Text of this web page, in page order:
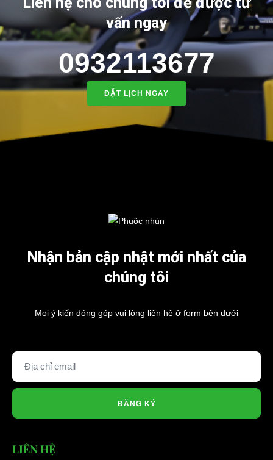
vấn ngay
0932113677
ĐẶT LỊCH NGAY
Nhận bản cập nhật mới nhất của
chúng tôi
Mọi ý kiến đóng góp vui lòng liên hệ ở form bên dưới
ĐĂNG KÝ
LIÊN HỆ